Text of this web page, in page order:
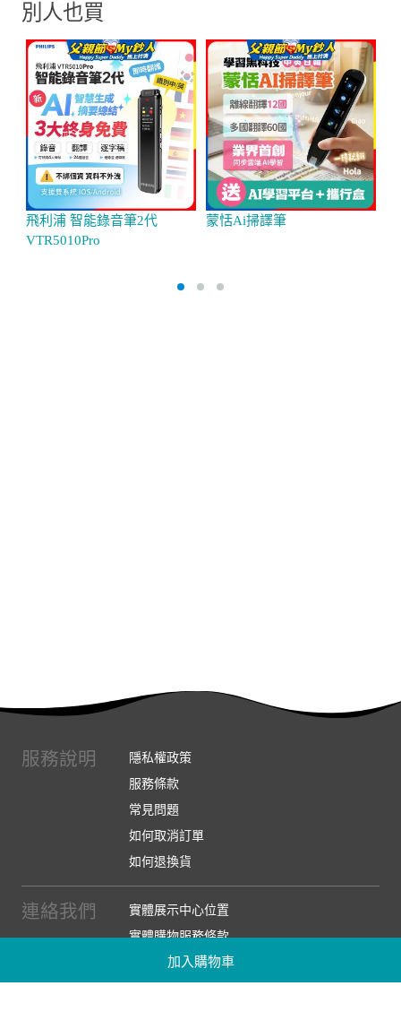
加入購物車
別人也買
飛利浦 智能錄音筆2代
VTR5010Pro
蒙恬Ai掃譯筆
服務說明
隱私權政策
服務條款
常見問題
如何取消訂單
如何退換貨
連絡我們
實體展示中心位置
實體購物服務條款
廠商提案